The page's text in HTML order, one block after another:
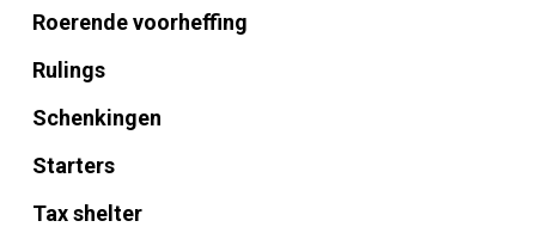
Roerende voorheffing
Rulings
Schenkingen
Starters
Tax shelter